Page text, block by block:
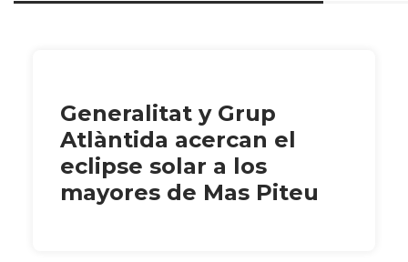
Generalitat y Grup
Atlàntida acercan el
eclipse solar a los
mayores de Mas Piteu